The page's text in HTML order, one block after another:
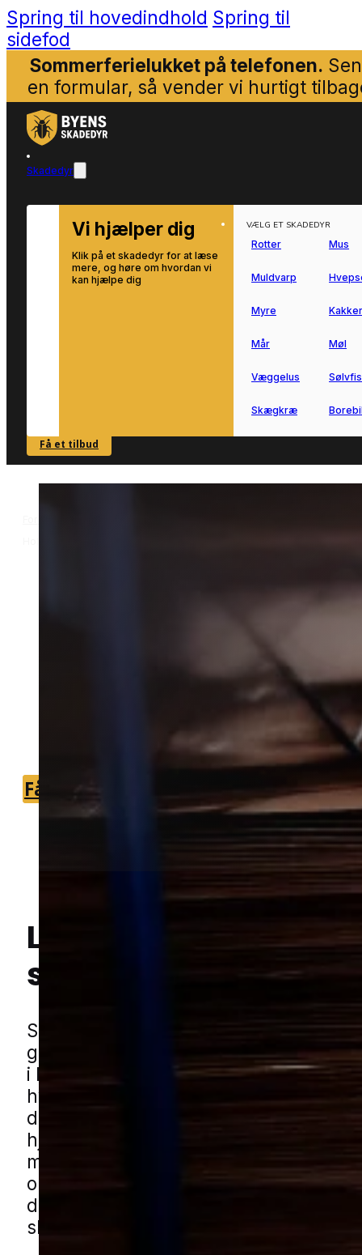
Spring til hovedindhold Spring til
sidefod
Sommerferielukket på telefonen.
en formular, så vender vi hurtigt
Skadedyr
Vi hjælper dig
Klik på et skadedyr for at læse
mere, og høre om hvordan vi
kan hjælpe dig
SE OVERSIGT
VÆLG ET SKADEDYR
Rotter Mus
Muldvarp
Myre
Mår Møl
Væggelus
Skægkræ
Få et tilbud
Skægkræbekæmpelse i Holstebro
udføres bedst af lokale fagfolk med
Her får du hjælp til sikkert at få
over problemet og en plan, der virker.
Få et tilbud +45 51 90 85 46
Lokal bekæmpelse
skægkræ
i Holstebro
Skægkræ er et sejt og hurtigt kryb,
gemmer sig i revner, sprækker og
i boligen. De kan være svære at slippe
hvis de først har spredt sig til flere
derfor vælger mange i byen at få
hjælp, så de ikke skal kæmpe med
månedsvis. En grundig indsats
om målrettet bekæmpelse og om at
de forhold, der gør boligen attraktiv
skægkræ.